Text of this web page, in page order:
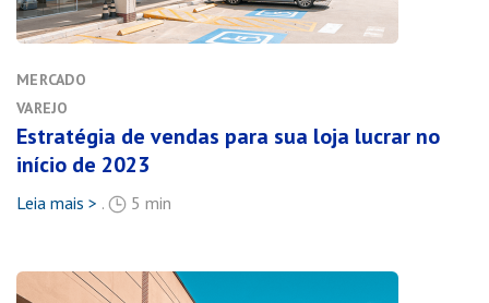
MERCADO
VAREJO
Estratégia de vendas para sua loja lucrar no
início de 2023
Leia mais > . 5 min